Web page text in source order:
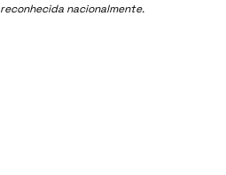
nacionalmente.